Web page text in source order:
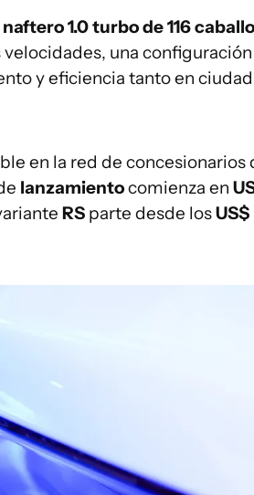
1.0 turbo de 116
velocidades, una configuración
y eficiencia tanto en ciudad
en la red de concesionarios
lanzamientocomienza en
RS parte desde losUS$